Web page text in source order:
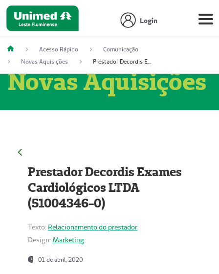
Login
Acesso Rápido
Comunicação
Novas Aquisições
Prestador Decordis Exames Cardiológicos LTDA (51004346-0)
Novas Aquisições
Prestador Decordis Exames
Cardiológicos LTDA
(51004346-0)
Texto: Relacionamento do prestador
Design: Marketing
01 de abril, 2020